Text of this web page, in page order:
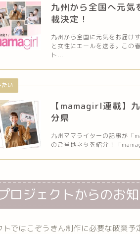
九州から全国へ元
載決定！
九州から全国に元気をお届け
と女性にエールを送る。この
ト...
【mamagirl連載】
分県
九州ママライターの記事が「
のご当地ネタを紹介！「
ロジェクトからのお
ではこぞうきん制作に必要な破棄予